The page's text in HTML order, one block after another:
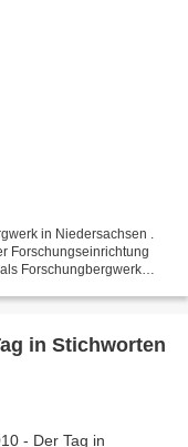
in Niedersachsen .
Forschungseinrichtung
Forschungbergwerk
in Stichworten